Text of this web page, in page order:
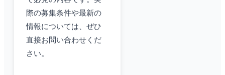
際の募集条件や最新の
情報については、ぜひ
直接お問い合わせくだ
さい。